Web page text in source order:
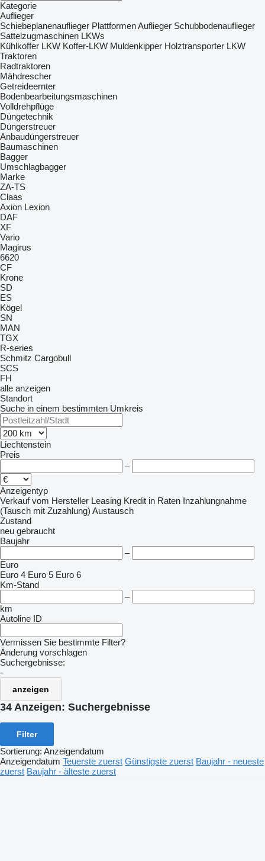
Kategorie
Auflieger
Schiebeplanenauflieger Plattformen Auflieger Schubbodenauflieger
Sattelzugmaschinen LKWs
Kühlkoffer LKW Koffer-LKW Muldenkipper Holztransporter LKW
Traktoren
Radtraktoren
Mähdrescher
Getreideernter
Bodenbearbeitungsmaschinen
Volldrehpflüge
Düngetechnik
Düngerstreuer
Anbaudüngerstreuer
Baumaschinen
Bagger
Umschlagbagger
Marke
ZA-TS
Claas
Axion Lexion
DAF
XF
Vario
Magirus
6620
CF
Krone
SD
ES
Kögel
SN
MAN
TGX
R-series
Schmitz Cargobull
SCS
FH
alle anzeigen
Standort
Suche in einem bestimmten Umkreis
Liechtenstein
Preis
–
Anzeigentyp
Verkauf vom Hersteller Leasing Kredit in Raten Inzahlungnahme
(Tausch mit Zuzahlung) Austausch
Zustand
neu gebraucht
Baujahr
–
Euro
Euro 4 Euro 5 Euro 6
Km-Stand
–
km
Autoline ID
Vermissen Sie bestimmte Filter?
Änderung vorschlagen
Suchergebnisse:
-
anzeigen
34 Anzeigen: Suchergebnisse
Filter
Sortierung: Anzeigendatum
Anzeigendatum Teuerste zuerst Günstigste zuerst Baujahr - neueste
zuerst Baujahr - älteste zuerst